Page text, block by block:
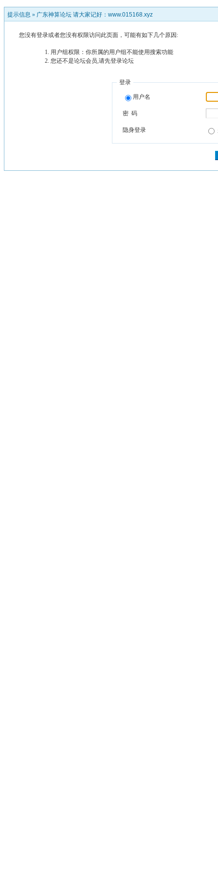
提示信息 » 广东神算论坛 请大家记好：www.015168.xyz
您没有登录或者您没有权限访问此页面，可能有如下几个原因:
用户组权限：你所属的用户组不能使用搜索功能
您还不是论坛会员,请先登录论坛
登录
用户名
密 码
隐身登录